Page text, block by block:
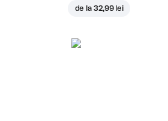
de la 32,99 lei